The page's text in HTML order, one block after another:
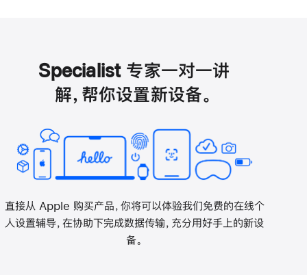
Specialist 专家一对一讲
解，帮你设置新设备。
直接从 Apple 购买产品，你将可以体验我们免费的在线个
人设置辅导，在协助下完成数据传输，充分用好手上的新设
备。